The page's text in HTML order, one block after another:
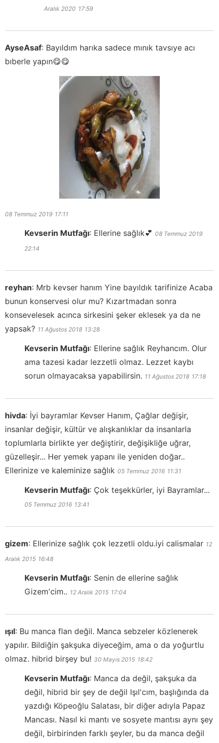
Aralık 2020 17:59
AyseAsaf: Bayıldım harıka sadece mınık tavsıye acı
bıberle yapın😋😋
08 Temmuz 2019 17:11
Kevserin Mutfağı: Ellerine sağlık💕 08 Temmuz 2019
22:14
reyhan: Mrb kevser hanım Yine bayıldık tarifinize Acaba
bunun konservesi olur mu? Kızartmadan sonra
konsevelesek acınca sirkesini şeker eklesek ya da ne
yapsak? 11 Ağustos 2018 13:28
Kevserin Mutfağı: Ellerine sağlık Reyhancım. Olur
ama tazesi kadar lezzetli olmaz. Lezzet kaybı
sorun olmayacaksa yapabilirsin. 11 Ağustos 2018 17:18
hivda: İyi bayramlar Kevser Hanım, Çağlar değişir,
insanlar değişir, kültür ve alışkanlıklar da insanlarla
toplumlarla birlikte yer değiştirir, değişikliğe uğrar,
güzelleşir... Her yemek yapanı ile yeniden doğar..
Ellerinize ve kaleminize sağlık 05 Temmuz 2016 11:31
Kevserin Mutfağı: Çok teşekkürler, iyi Bayramlar...
05 Temmuz 2016 13:41
gizem: Ellerinize sağlık çok lezzetli oldu.iyi calismalar 12
Aralık 2015 16:48
Kevserin Mutfağı: Senin de ellerine sağlık
Gizem'cim.. 12 Aralık 2015 17:04
ışıl: Bu manca flan değil. Manca sebzeler közlenerek
yapılır. Bildiğin şakşuka diyeceğim, ama o da yoğurtlu
olmaz. hibrid birşey bu! 30 Mayıs 2015 18:42
Kevserin Mutfağı: Manca da değil, şakşuka da
değil, hibrid bir şey de değil Işıl'cım, başlığında da
yazdığı Köpeoğlu Salatası, bir diğer adıyla Papaz
Mancası. Nasıl ki mantı ve sosyete mantısı aynı şey
değil, birbirinden farklı şeyler, bu da manca değil